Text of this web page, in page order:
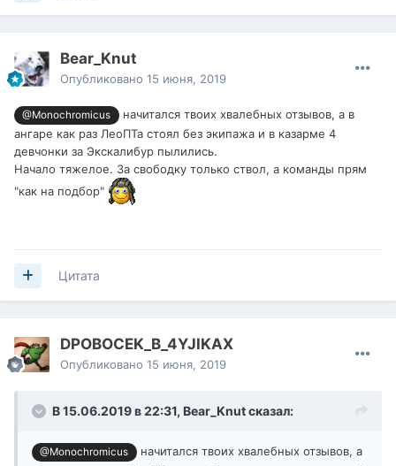
Bear_Knut
Опубликовано 15 июня, 2019
@Monochromicus
начитался твоих хвалебных отзывов, а в
ангаре как раз ЛеоПТа стоял без экипажа и в казарме 4
девчонки за Экскалибур пылились.
Начало тяжелое. За свободку только ствол, а команды прям
"как на подбор"
Цитата
DPOBOCEK_B_4YJIKAX
Опубликовано 15 июня, 2019
В 15.06.2019 в 22:31, Bear_Knutсказал:
@Monochromicus
начитался твоих хвалебных отзывов, а